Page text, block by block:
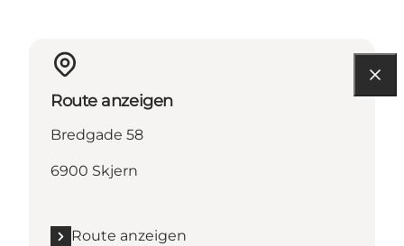
Route anzeigen
Bredgade 58
6900 Skjern
Route anzeigen